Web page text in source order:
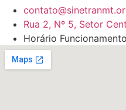
Rua 2, Nº 5, Setor
Horário